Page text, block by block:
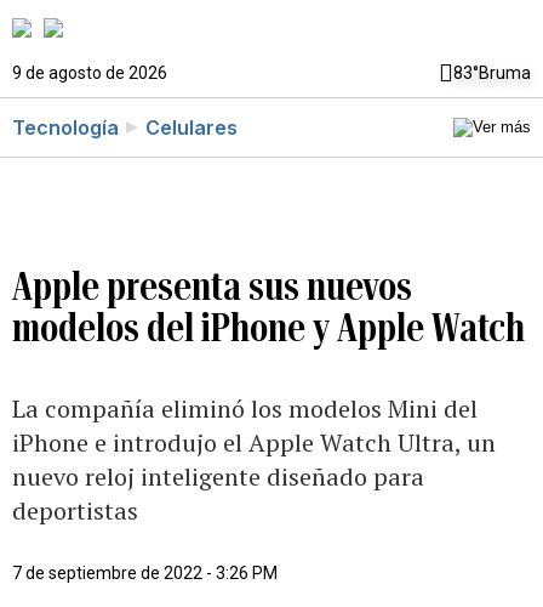
9 de agosto de 2026 83°Bruma
Tecnología Celulares
Apple presenta sus nuevos
modelos del iPhone y Apple Watch
La compañía eliminó los modelos Mini del
iPhone e introdujo el Apple Watch Ultra, un
nuevo reloj inteligente diseñado para
deportistas
7 de septiembre de 2022 - 3:26 PM